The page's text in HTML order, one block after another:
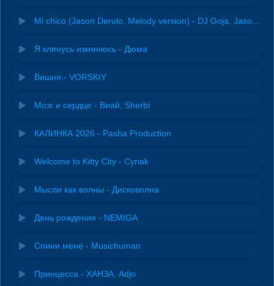
Я клянусь изменюсь - Дюма
Вишня - VORSKIY
Мозг и сердце - Виай, Sherbi
КАЛИНКА 2026 - Pasha Production
Welcome to Kitty City - Cyriak
Мысли как волны - Дисковолна
День рождения - NEMIGA
Спини мене - Musichuman
Принцесса - ХАНЗА, Adjo